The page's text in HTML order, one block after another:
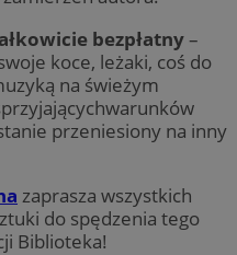
bezpłatny–
koce, leżaki, coś do
na świeżym
przeniesiony na inny
zaprasza wszystkich
do spędzenia tego
Biblioteka!